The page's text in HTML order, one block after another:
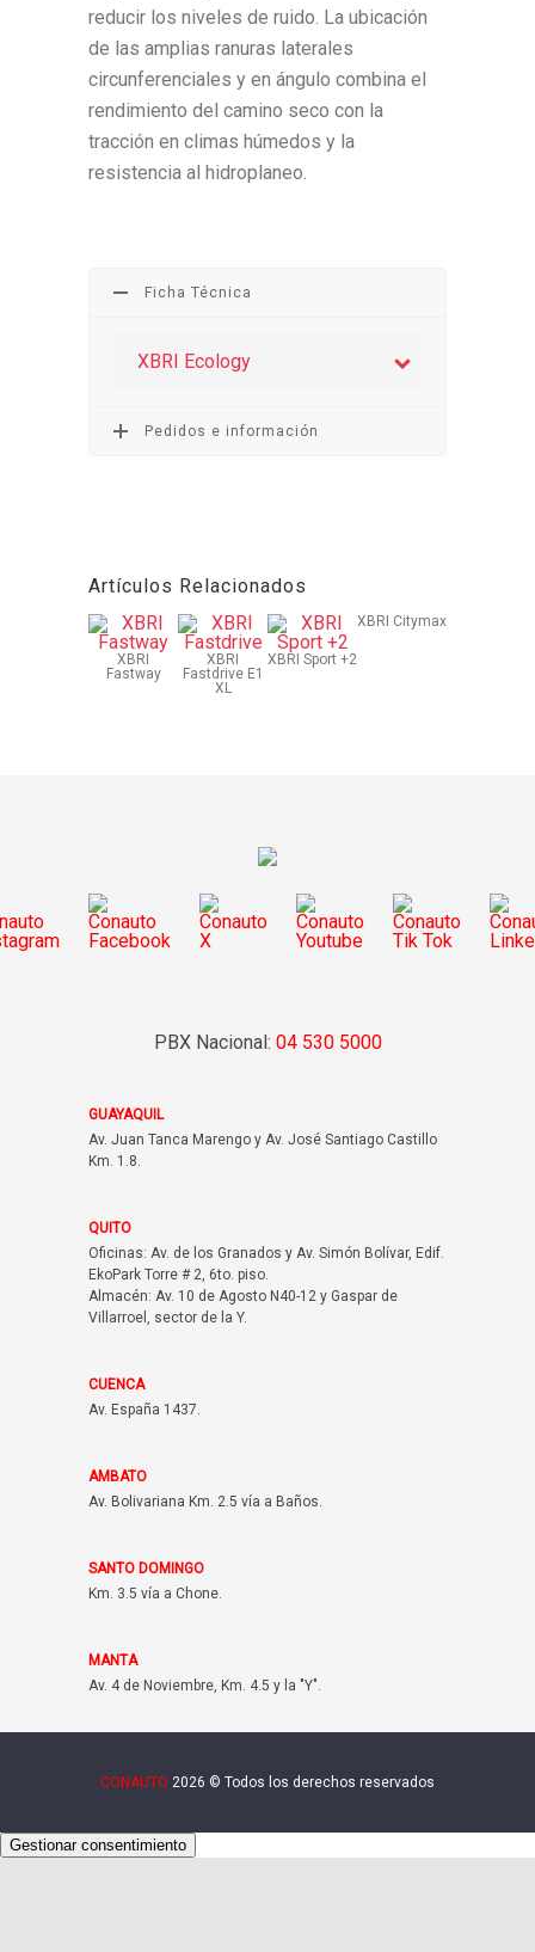
reducir los niveles de ruido. La ubicación
de las amplias ranuras laterales
circunferenciales y en ángulo combina el
rendimiento del camino seco con la
tracción en climas húmedos y la
resistencia al hidroplaneo.
Ficha Técnica
XBRI Ecology
Pedidos e información
Artículos Relacionados
XBRI
Fastway
XBRI
Fastdrive E1
XL
XBRI Sport +2
XBRI Citymax
PBX Nacional: 04 530 5000
GUAYAQUIL
Av. Juan Tanca Marengo y Av. José Santiago Castillo
Km. 1.8.
QUITO
Oficinas: Av. de los Granados y Av. Simón Bolívar, Edif.
EkoPark Torre # 2, 6to. piso.
Almacén: Av. 10 de Agosto N40-12 y Gaspar de
Villarroel, sector de la Y.
CUENCA
Av. España 1437.
AMBATO
Av. Bolivariana Km. 2.5 vía a Baños.
SANTO DOMINGO
Km. 3.5 vía a Chone.
MANTA
Av. 4 de Noviembre, Km. 4.5 y la "Y".
CONAUTO 2026 © Todos los derechos reservados
Gestionar consentimiento